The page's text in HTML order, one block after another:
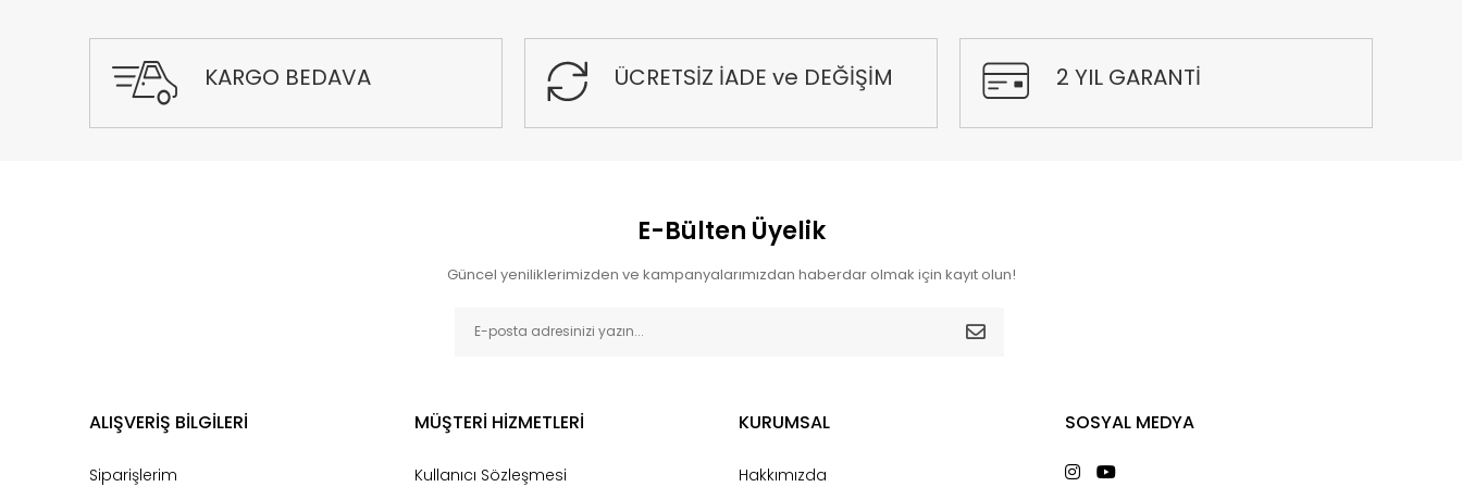
KARGO BEDAVA ÜCRETSİZ İADE ve DEĞİŞİM 2 YIL GARANTİ
E-Bülten Üyelik
Güncel yeniliklerimizden ve kampanyalarımızdan haberdar olmak için kayıt olun!
ALIŞVERİŞ BİLGİLERİ
Siparişlerim
MÜŞTERİ HİZMETLERİ
Kullanıcı Sözleşmesi
KURUMSAL
Hakkımızda
SOSYAL MEDYA